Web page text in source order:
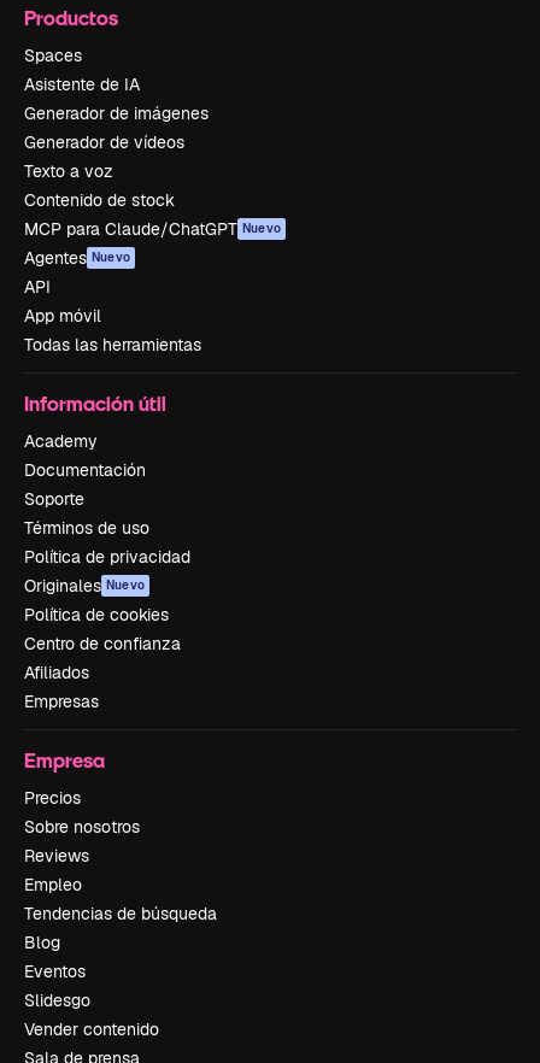
Productos
Spaces
Asistente de IA
Generador de imágenes
Generador de vídeos
Texto a voz
Contenido de stock
MCP para Claude/ChatGPT Nuevo
Agentes Nuevo
API
App móvil
Todas las herramientas
Información útil
Academy
Documentación
Soporte
Términos de uso
Política de privacidad
Originales Nuevo
Política de cookies
Centro de confianza
Afiliados
Empresas
Empresa
Precios
Sobre nosotros
Reviews
Empleo
Tendencias de búsqueda
Blog
Eventos
Slidesgo
Vender contenido
Sala de prensa